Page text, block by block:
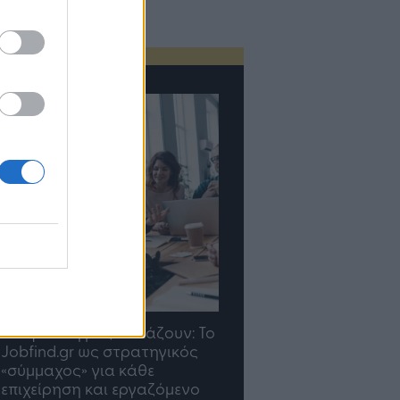
TP Greece: Πώς
διαμορφώνεται το μέλλον
του Insurance στην εποχή
του AI